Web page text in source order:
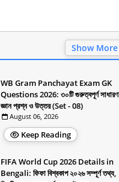
Show More
WB Gram Panchayat Exam GK
Questions 2026: ৩০টি গুরুত্বপূর্ণ সাধারণ
জ্ঞান প্রশ্ন ও উত্তর (Set - 08)
August 06, 2026
Keep Reading
FIFA World Cup 2026 Details in
Bengali: ফিফা বিশ্বকাপ ২০২৬ সম্পূর্ণ তথ্য,